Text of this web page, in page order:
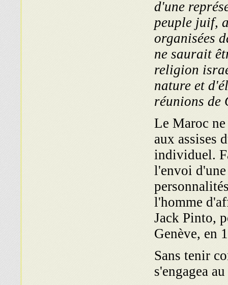
d'une
peuple juif,
organisées
ne saurait
religion
nature et
réunions de
Le Maroc
aux assises
individuel.
l'envoi
l'homme
Jack Pinto,
Genève, en
Sans tenir
s'engagea